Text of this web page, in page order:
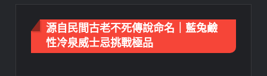
源自民間古老不死傳說命名｜藍兔鹼
性冷泉威士忌挑戰極品